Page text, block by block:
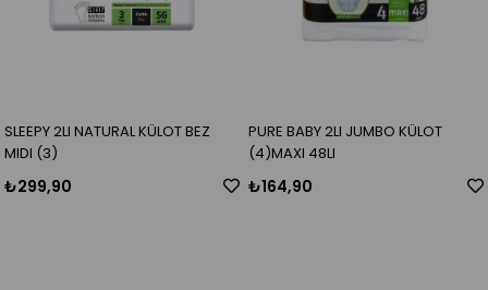
SLEEPY 2LI NATURAL KÜLOT BEZ
MIDI (3)
₺299,90
PURE BABY 2LI JUMBO KÜLOT
(4)MAXI 48LI
₺164,90